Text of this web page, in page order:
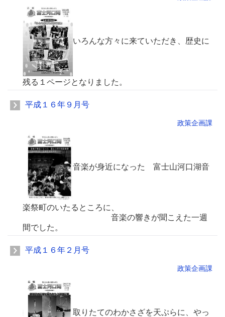
いろんな方々に来ていただき、歴史に
残る１ページとなりました。
平成１６年９月号
政策企画課
音楽が身近になった 富士山河口湖音
楽祭町のいたるところに、
音楽の響きが聞こえた一週
間でした。
平成１６年２月号
政策企画課
取りたてのわかさざを天ぷらに、やっ